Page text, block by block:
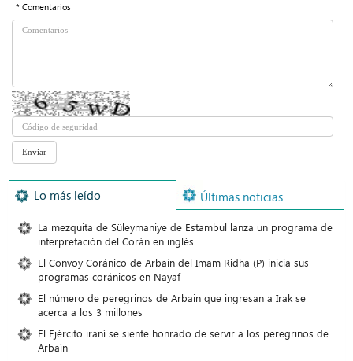
* Comentarios
Lo más leído Últimas noticias
La mezquita de Süleymaniye de Estambul lanza un programa de
interpretación del Corán en inglés
El Convoy Coránico de Arbaín del Imam Ridha (P) inicia sus
programas coránicos en Nayaf
El número de peregrinos de Arbain que ingresan a Irak se
acerca a los 3 millones
El Ejército iraní se siente honrado de servir a los peregrinos de
Arbaín